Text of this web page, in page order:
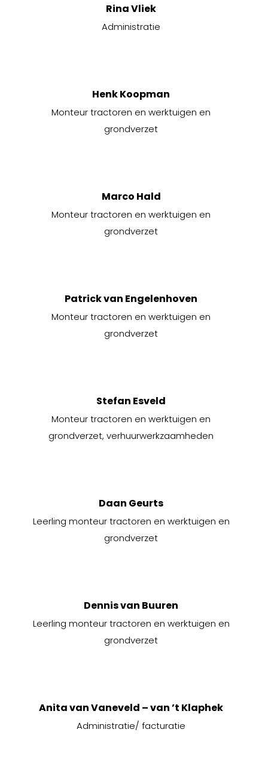
Rina Vliek
Administratie
Henk Koopman
Monteur tractoren en werktuigen en
grondverzet
Marco Hald
Monteur tractoren en werktuigen en
grondverzet
Patrick van Engelenhoven
Monteur tractoren en werktuigen en
grondverzet
Stefan Esveld
Monteur tractoren en werktuigen en
grondverzet, verhuurwerkzaamheden
Daan Geurts
Leerling monteur tractoren en werktuigen en
grondverzet
Dennis van Buuren
Leerling monteur tractoren en werktuigen en
grondverzet
Anita van Vaneveld – van ’t Klaphek
Administratie/ facturatie